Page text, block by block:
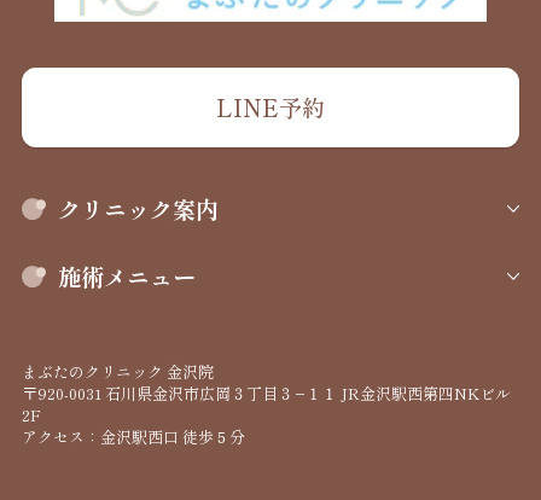
LINE予約
クリニック案内
施術メニュー
まぶたのクリニック 金沢院
〒920-0031 石川県金沢市広岡３丁目３−１１ JR金沢駅西第四NKビル
2F
アクセス：金沢駅西口 徒歩５分